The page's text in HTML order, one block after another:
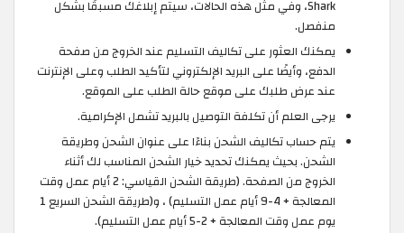
Shark، وفي مثل هذه الحالات، سيتم إبلاغك مسبقًا بشكل
منفصل.
يمكنك العثور على تكاليف التسليم عند الخروج من صفحة
الدفع، وأيضًا على البريد الإلكتروني لتأكيد الطلب وعلى الإنترنت
عند عرض طلبك على موقع حالة الطلب على الموقع.
يرجى العلم أن تكلفة التوصيل بالبريد تشمل الإكرامية.
يتم حساب تكاليف الشحن بناءًا على عنوان الشحن وطريقة
الشحن. بحيث يمكنك تحديد خيار الشحن المناسب لك أثناء
الخروج من الصفحة. (طريقة الشحن القياسي: 2 أيام عمل وقت
المعالجة + 4-9 أيام عمل التسليم) ، و(طريقة الشحن السريع 1
يوم عمل وقت المعالجة + 2-5 أيام عمل التسليم).